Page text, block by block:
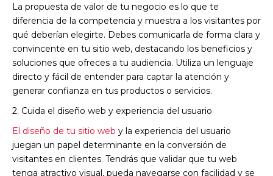
La propuesta de valor de tu negocio es lo que te
diferencia de la competencia y muestra a los visitantes por
qué deberían elegirte. Debes comunicarla de forma clara y
convincente en tu sitio web, destacando los beneficios y
soluciones que ofreces a tu audiencia. Utiliza un lenguaje
directo y fácil de entender para captar la atención y
generar confianza en tus productos o servicios.
2. Cuida el diseño web y experiencia del usuario
El diseño de tu sitio web y la experiencia del usuario
juegan un papel determinante en la conversión de
visitantes en clientes. Tendrás que validar que tu web
tenga atractivo visual, pueda navegarse con facilidad y se